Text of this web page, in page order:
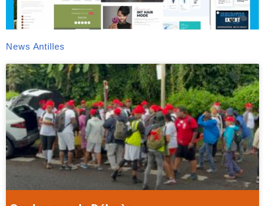
News Antilles